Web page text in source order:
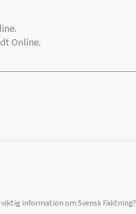
Online.
information om Svensk Fäktning?